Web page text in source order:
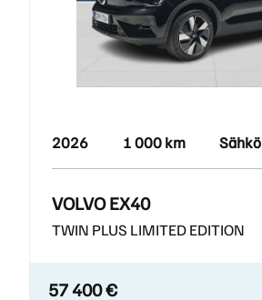
2026 1 000 km Sähkö
VOLVO EX40
TWIN PLUS LIMITED EDITION
57 400 €